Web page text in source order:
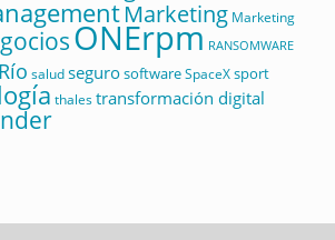
Marketing Marketing
ONErpm RANSOMWARE
Río saludsegurosoftwareSpaceXsport
thalestransformación digital